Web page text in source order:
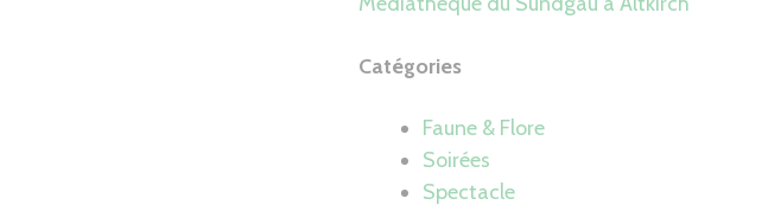
Catégories
Faune & Flore
Soirées
Spectacle